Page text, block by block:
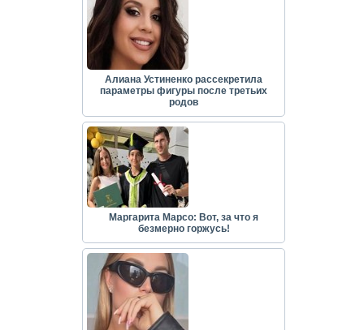
Алиана Устиненко рассекретила
параметры фигуры после третьих
родов
Маргарита Марсо: Вот, за что я
безмерно горжусь!